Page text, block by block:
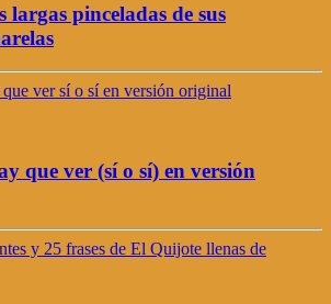
largas pinceladas de sus
que ver (sí o sí) en versión